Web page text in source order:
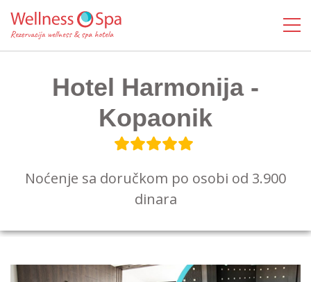
Hotel Harmonija -
Kopaonik
Noćenje sa doručkom po osobi od 3.900
dinara